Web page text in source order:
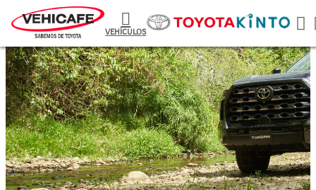
VEHÍCULOS